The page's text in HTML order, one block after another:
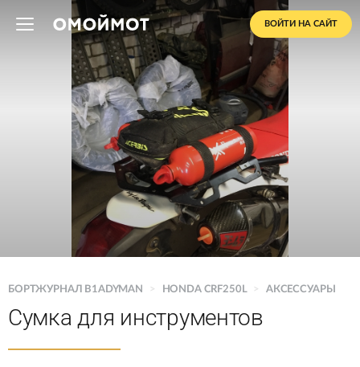
ВОЙТИ НА САЙТ
БОРТЖУРНАЛ B1ADYMAN > HONDA CRF250L > АКСЕССУАРЫ
Сумка для инструментов